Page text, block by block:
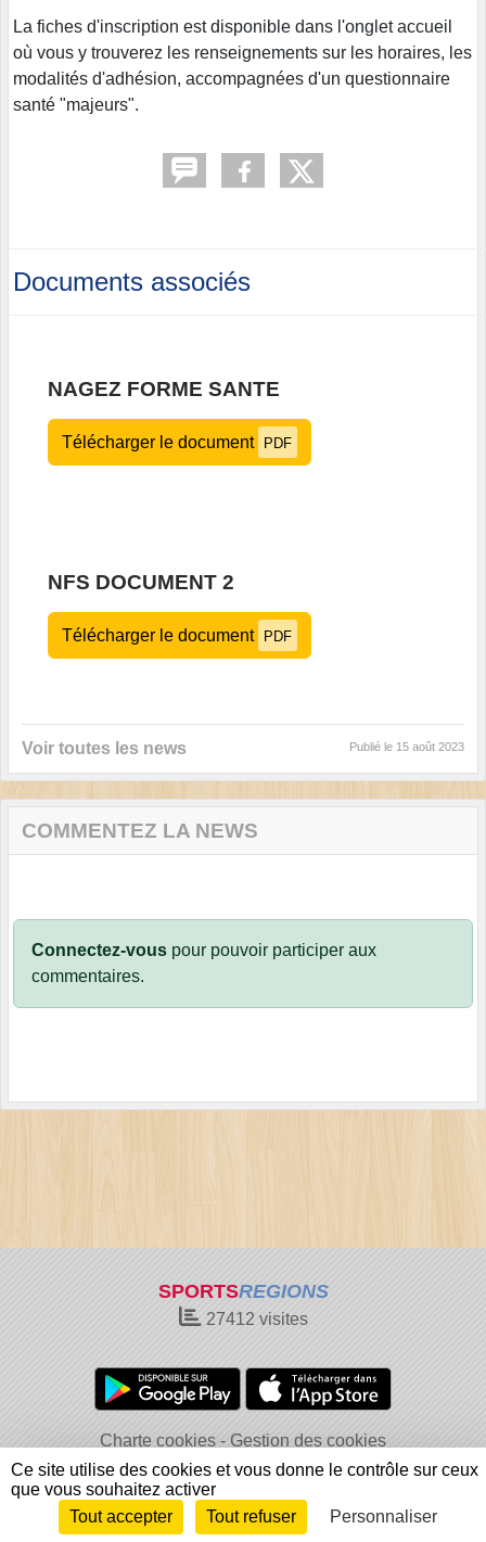
La fiches d'inscription est disponible dans l'onglet accueil
où vous y trouverez les renseignements sur les horaires, les
modalités d'adhésion, accompagnées d'un questionnaire
santé "majeurs".
Documents associés
NAGEZ FORME SANTE
Télécharger le document PDF
NFS DOCUMENT 2
Télécharger le document PDF
Voir toutes les news Publié le 15 août 2023
COMMENTEZ LA NEWS
Connectez-vous pour pouvoir participer aux
commentaires.
SPORTSREGIONS
27412 visites
Charte cookies
Gestion des cookies
Informations légales
Signaler un contenu inapproprié
Envie de participer ? Connexion
Ce site utilise des cookies et vous donne le contrôle sur ceux
que vous souhaitez activer
Tout accepter
Tout refuser Personnaliser